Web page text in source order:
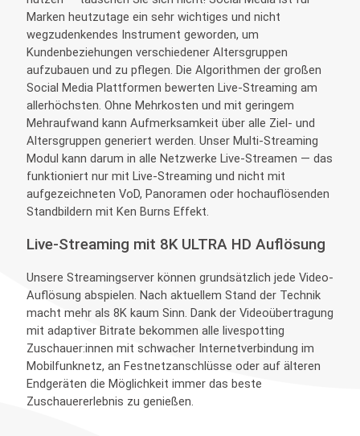
Marken heutzutage ein sehr wichtiges und nicht
wegzudenkendes Instrument geworden, um
Kundenbeziehungen verschiedener Altersgruppen
aufzubauen und zu pflegen. Die Algorithmen der großen
Social Media Plattformen bewerten Live-Streaming am
allerhöchsten. Ohne Mehrkosten und mit geringem
Mehraufwand kann Aufmerksamkeit über alle Ziel- und
Altersgruppen generiert werden. Unser Multi-Streaming
Modul kann darum in alle Netzwerke Live-Streamen — das
funktioniert nur mit Live-Streaming und nicht mit
aufgezeichneten VoD, Panoramen oder hochauflösenden
Standbildern mit Ken Burns Effekt.
Live-Streaming mit 8K ULTRA HD Auflösung
Unsere Streamingserver können grundsätzlich jede Video-
Auflösung abspielen. Nach aktuellem Stand der Technik
macht mehr als 8K kaum Sinn. Dank der Videoübertragung
mit adaptiver Bitrate bekommen alle livespotting
Zuschauer:innen mit schwacher Internetverbindung im
Mobilfunknetz, an Festnetzanschlüsse oder auf älteren
Endgeräten die Möglichkeit immer das beste
Zuschauererlebnis zu genießen.